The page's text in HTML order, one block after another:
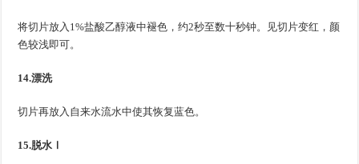
将切片放入1%盐酸乙醇液中褪色，约2秒至数十秒钟。见切片变红，颜
色较浅即可。
14.漂洗
切片再放入自来水流水中使其恢复蓝色。
15.脱水Ⅰ